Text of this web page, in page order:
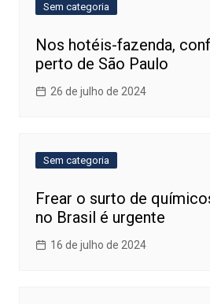
Sem categoria
Nos hotéis-fazenda,
perto de São Paulo
26 de julho de 2024
Sem categoria
Frear o surto de
no Brasil é urgente
16 de julho de 2024